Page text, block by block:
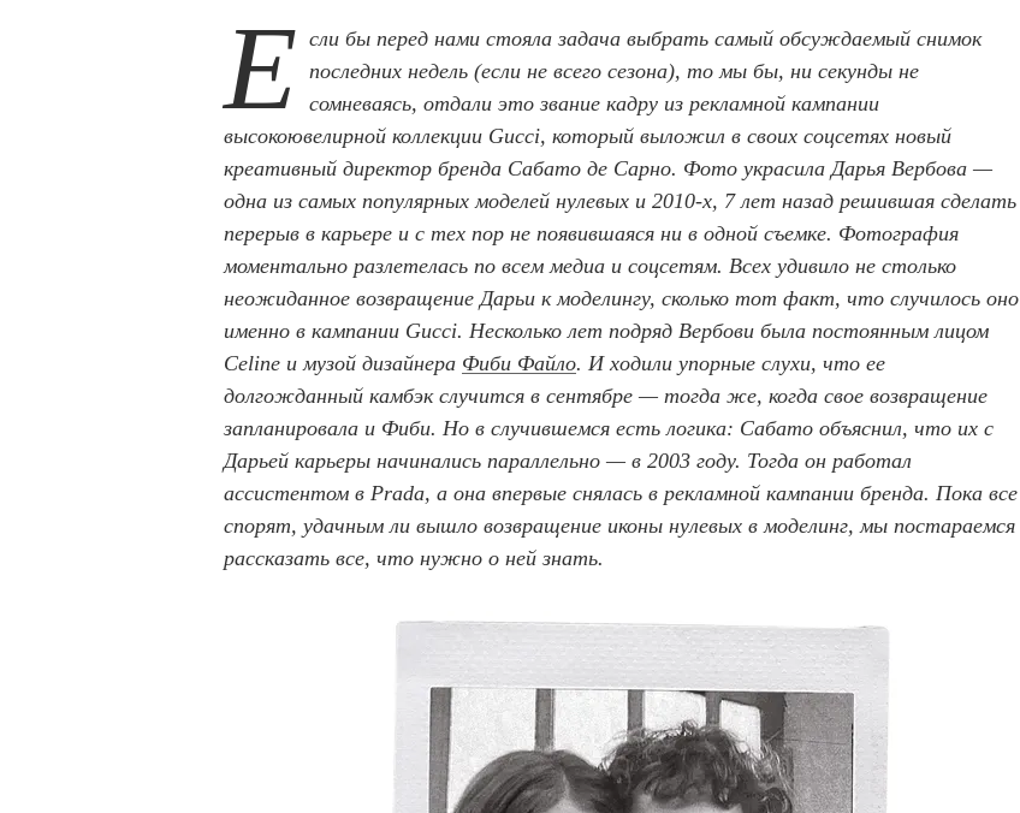
Е сли бы перед нами стояла задача выбрать самый обсуждаемый снимок
последних недель (если не всего сезона), то мы бы, ни секунды не
сомневаясь, отдали это звание кадру из рекламной кампании
высокоювелирной коллекции Gucci, который выложил в своих соцсетях новый
креативный директор бренда Сабато де Сарно. Фото украсила Дарья Вербова —
одна из самых популярных моделей нулевых и 2010-х, 7 лет назад решившая сделать
перерыв в карьере и с тех пор не появившаяся ни в одной съемке. Фотография
моментально разлетелась по всем медиа и соцсетям. Всех удивило не столько
неожиданное возвращение Дарьи к моделингу, сколько тот факт, что случилось оно
именно в кампании Gucci. Несколько лет подряд Вербови была постоянным лицом
Celine и музой дизайнера Фиби Файло. И ходили упорные слухи, что ее
долгожданный камбэк случится в сентябре — тогда же, когда свое возвращение
запланировала и Фиби. Но в случившемся есть логика: Сабато объяснил, что их с
Дарьей карьеры начинались параллельно — в 2003 году. Тогда он работал
ассистентом в Prada, а она впервые снялась в рекламной кампании бренда. Пока все
спорят, удачным ли вышло возвращение иконы нулевых в моделинг, мы постараемся
рассказать все, что нужно о ней знать.